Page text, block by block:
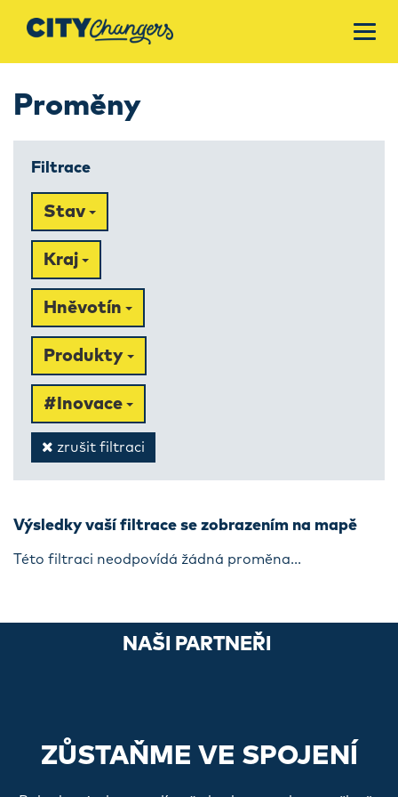
Proměny
Filtrace
Stav
Kraj
Hněvotín
Produkty
#Inovace
zrušit filtraci
Výsledky vaší filtrace se zobrazením na mapě
Této filtraci neodpovídá žádná proměna...
NAŠI PARTNEŘI
ZŮSTAŇME VE SPOJENÍ